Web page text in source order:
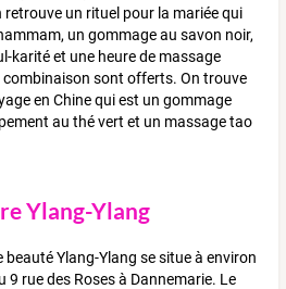
retrouve un rituel pour la mariée qui
un gommage au savon noir,
karité et une heure de massage
sont offerts. On trouve
en Chine qui est un gommage
au thé vert et un massage tao
Ylang-Ylang
beauté Ylang-Ylang se situe à environ
9 rue des Roses à Dannemarie. Le